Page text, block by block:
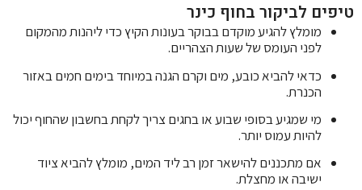
טיפים לביקור בחוף כינר
מומלץ להגיע מוקדם בבוקר בעונות הקיץ כדי ליהנות מהמקום
לפני העומס של שעות הצהריים.
כדאי להביא כובע, מים וקרם הגנה במיוחד בימים חמים באזור
הכנרת.
מי שמגיע בסופי שבוע או בחגים צריך לקחת בחשבון שהחוף יכול
להיות עמוס יותר.
אם מתכננים להישאר זמן רב ליד המים, מומלץ להביא ציוד
ישיבה או מחצלת.